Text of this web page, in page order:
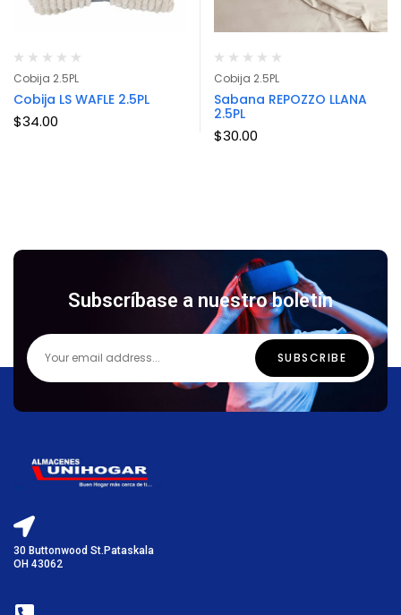
Cobija 2.5PL
Cobija LS WAFLE 2.5PL
$34.00
Cobija 2.5PL
Sabana REPOZZO LLANA
2.5PL
$30.00
Subscríbase a nuestro boletín
30 Buttonwood St.Pataskala
OH 43062